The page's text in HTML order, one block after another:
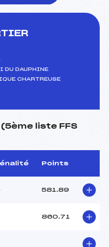
DU DAUPHINE
CHARTREUSE
liste FFS
Points
581.89
860.71